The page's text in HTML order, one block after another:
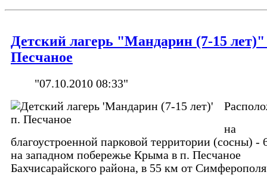
Детский лагерь "Мандарин (7-15
Песчаное
"07.10.2010 08:33"
на
благоустроенной парковой территории (сосны) -
на западном побережье Крыма в п. Песчаное
Бахчисарайского района, в 55 км от